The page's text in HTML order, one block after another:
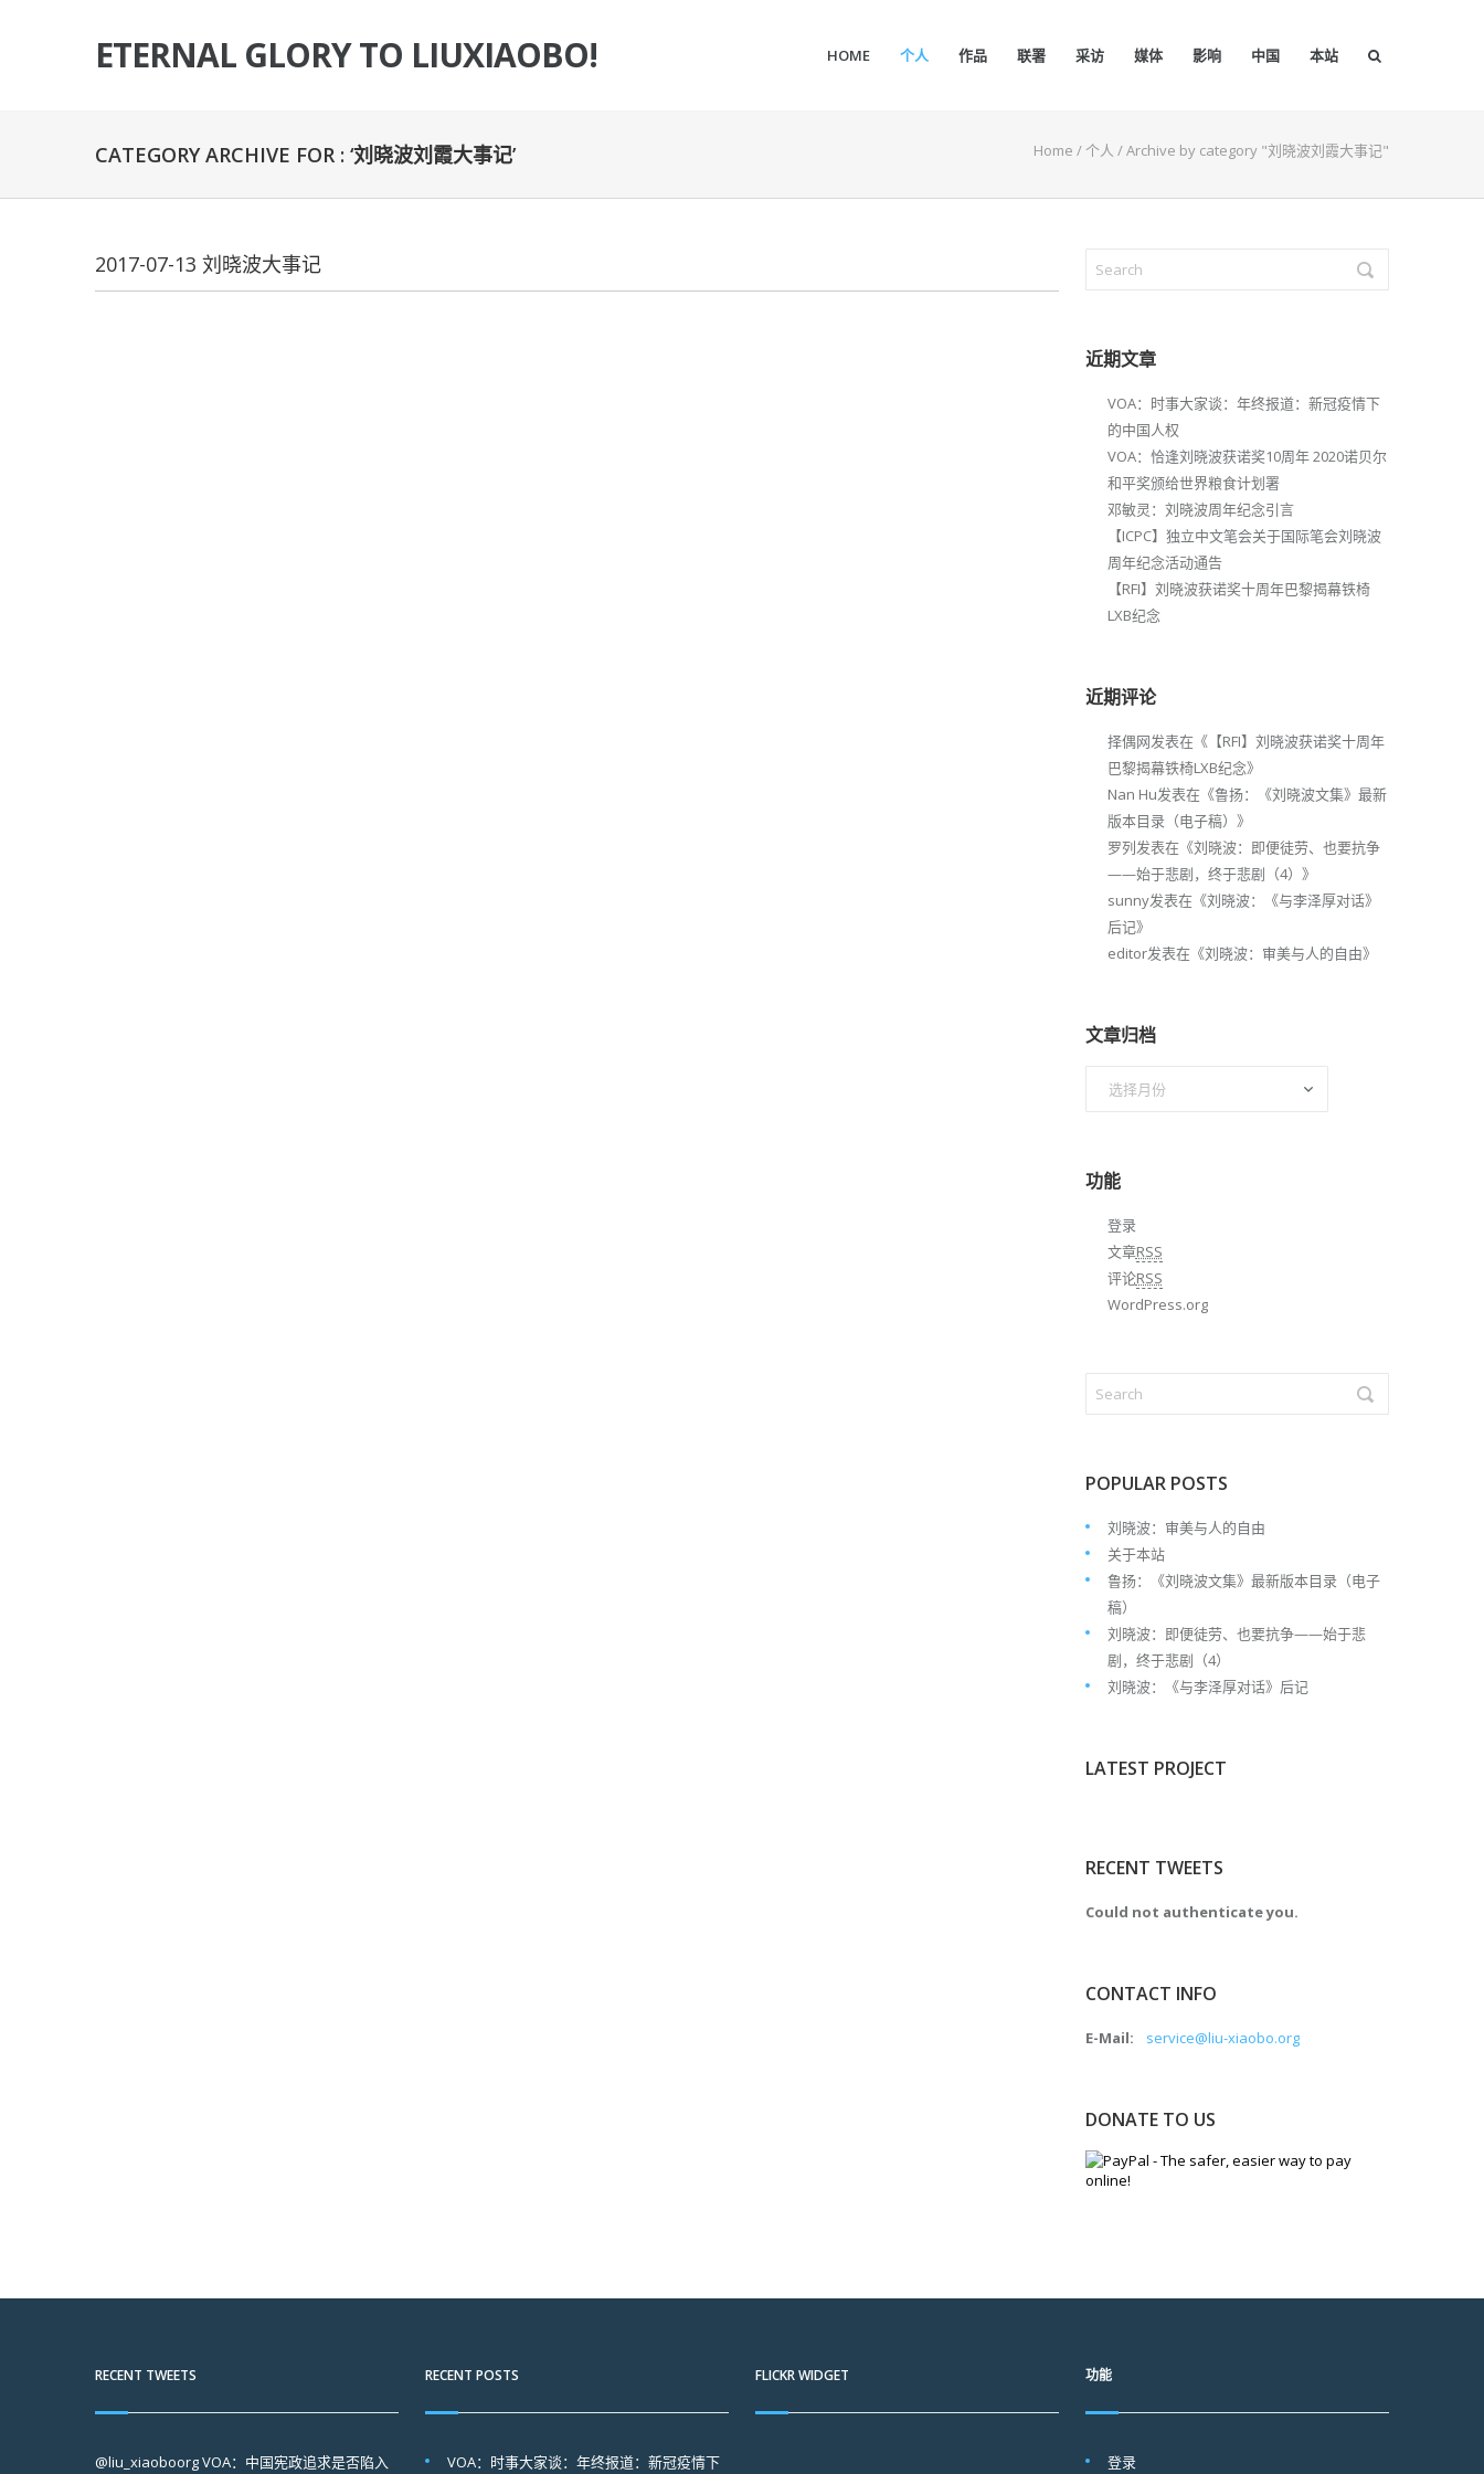
ETERNAL GLORY TO LIUXIAOBO! HOME 个人 作品 联署 采访 媒体 影响 中国 本站
CATEGORY ARCHIVE FOR : ‘刘晓波刘霞大事记’ Home /个人 /Archive by category "刘晓波刘霞大事记"
2017-07-13 刘晓波大事记
近期文章
VOA：时事大家谈：年终报道：新冠疫情下
的中国人权
VOA：恰逢刘晓波获诺奖10周年 2020诺贝尔
和平奖颁给世界粮食计划署
邓敏灵：刘晓波周年纪念引言
【ICPC】独立中文笔会关于国际笔会刘晓波
周年纪念活动通告
【RFI】刘晓波获诺奖十周年巴黎揭幕铁椅
LXB纪念
近期评论
择偶网发表在《【RFI】刘晓波获诺奖十周年
巴黎揭幕铁椅LXB纪念》
Nan Hu发表在《鲁扬：《刘晓波文集》最新
版本目录（电子稿） 》
罗列发表在《刘晓波：即便徒劳、也要抗争
——始于悲剧，终于悲剧（4） 》
sunny发表在《刘晓波：《与李泽厚对话》
后记》
editor发表在《刘晓波：审美与人的自由》
文章归档
功能
登录
文章RSS
评论RSS
WordPress.org
POPULAR POSTS
刘晓波：审美与人的自由
关于本站
鲁扬：《刘晓波文集》最新版本目录（电子
稿）
刘晓波：即便徒劳、也要抗争——始于悲
剧，终于悲剧（4）
刘晓波：《与李泽厚对话》后记
LATEST PROJECT
RECENT TWEETS
Could not authenticate you.
CONTACT INFO
E-Mail: service@liu-xiaobo.org
DONATE TO US
RECENT TWEETS
@liu_xiaoboorgVOA：中国宪政追求是否陷入
RECENT POSTS
VOA：时事大家谈：年终报道：新冠疫情下
FLICKR WIDGET 功能
登录